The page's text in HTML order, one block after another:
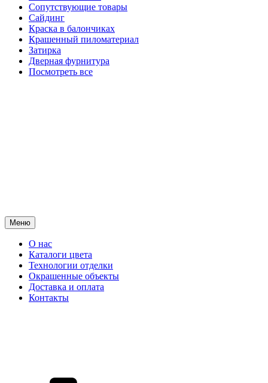
Сопутствующие товары
Сайдинг
Краска в балончиках
Крашенный пиломатериал
Затирка
Дверная фурнитура
Посмотреть все
Меню
О нас
Каталоги цвета
Технологии отделки
Окрашенные объекты
Доставка и оплата
Контакты